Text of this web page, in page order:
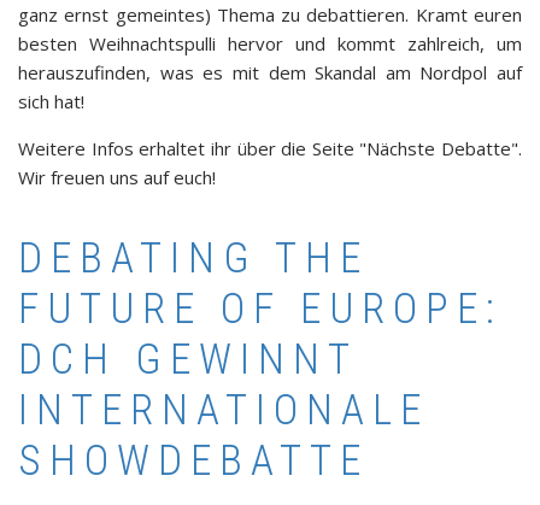
ganz ernst gemeintes) Thema zu debattieren. Kramt euren
besten Weihnachtspulli hervor und kommt zahlreich, um
herauszufinden, was es mit dem Skandal am Nordpol auf
sich hat!
Weitere Infos erhaltet ihr über die Seite "Nächste Debatte".
Wir freuen uns auf euch!
DEBATING THE
FUTURE OF EUROPE:
DCH GEWINNT
INTERNATIONALE
SHOWDEBATTE